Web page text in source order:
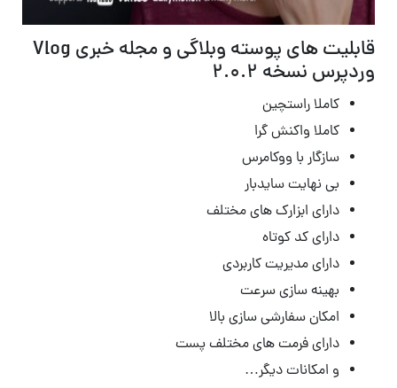
قابلیت های پوسته وبلاگی و مجله خبری Vlog
وردپرس نسخه 2.0.2
کاملا راستچین
کاملا واکنش گرا
سازگار با ووکامرس
بی نهایت سایدبار
دارای ابزارک های مختلف
دارای کد کوتاه
دارای مدیریت کاربردی
بهینه سازی سرعت
امکان سفارشی سازی بالا
دارای فرمت های مختلف پست
و امکانات دیگر…